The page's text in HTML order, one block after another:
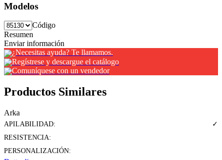
Modelos
Código
Resumen
Enviar información
¿Necesitas ayuda? Te llamamos.
Regístrese y descargue el catálogo
Comuníquese con un vendedor
Productos Similares
Arka
APILABILIDAD:
✓
RESISTENCIA:
PERSONALIZACIÓN: